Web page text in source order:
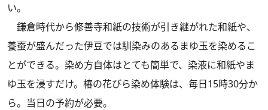
い。
鎌倉時代から修善寺和紙の技術が引き継がれた和紙や、
養蚕が盛んだった伊豆では馴染みのあるまゆ玉を染めるこ
とができる。染め方自体はとても簡単で、染液に和紙やま
ゆ玉を浸すだけ。椿の花びら染め体験は、毎日15時30分か
ら。当日の予約が必要。